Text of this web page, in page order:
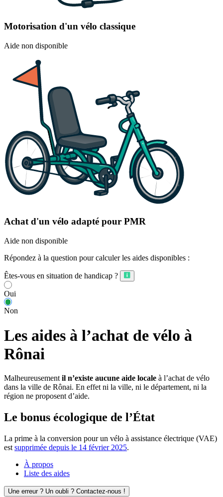
Motorisation d'un vélo classique
Aide non disponible
Achat d'un vélo adapté pour PMR
Aide non disponible
Répondez à la question pour calculer les aides disponibles :
Êtes-vous en situation de handicap ?
Oui
Non
Les aides à l’achat de vélo à
Rônai
Malheureusement il n’existe aucune aide locale à l’achat de vélo
dans la ville de Rônai. En effet ni la ville, ni le département, ni la
région ne proposent d’aide.
Le bonus écologique de l’État
La prime à la conversion pour un vélo à assistance électrique (VAE)
est supprimée depuis le 14 février 2025.
À propos
Liste des aides
Une erreur ? Un oubli ? Contactez-nous !